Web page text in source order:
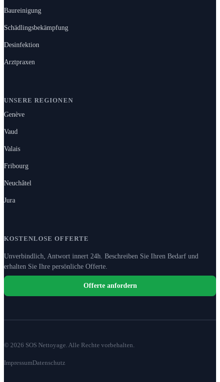
Baureinigung
Schädlingsbekämpfung
Desinfektion
Arztpraxen
UNSERE REGIONEN
Genève
Vaud
Valais
Fribourg
Neuchâtel
Jura
KOSTENLOSE OFFERTE
Unverbindlich, Antwort innert 24h. Beschreiben Sie Ihren Bedarf und
erhalten Sie Ihre persönliche Offerte.
Offerte anfordern
© 2026 SOS Nettoyage. Alle Rechte vorbehalten.
ImpressumDatenschutz